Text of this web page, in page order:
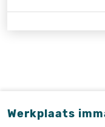
Werkplaats